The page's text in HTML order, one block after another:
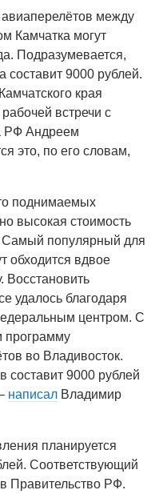
между
Камчатка могут
Подразумевается,
составит 9000 рублей.
края
встречи с
РФ Андреем
это, по его словам,
поднимаемых
высокая стоимость
Самый популярный для
обходится вдвое
Восстановить
удалось благодаря
центром. С
программу
во Владивосток.
составит 9000 рублей
написал Владимир
планируется
Соответствующий
Правительство РФ.